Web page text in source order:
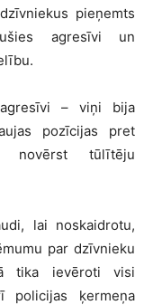
pieņemts
agresīvi un
– viņi bija
pozīcijas pret
novērst tūlītēju
lai noskaidrotu,
par dzīvnieku
tika ievēroti visi
policijas ķermeņa